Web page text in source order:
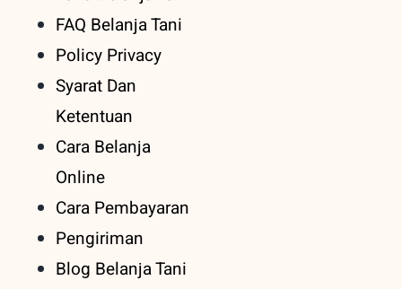
FAQ Belanja Tani
Policy Privacy
Syarat Dan
Ketentuan
Cara Belanja
Online
Cara Pembayaran
Pengiriman
Blog Belanja Tani